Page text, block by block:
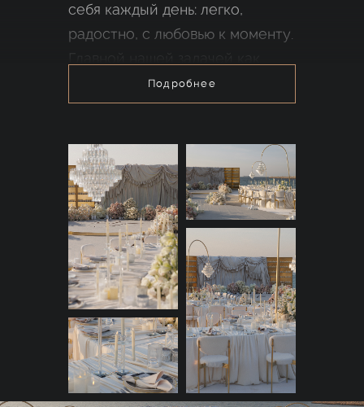
себя каждый день: легко,
радостно, с любовью к моменту.
организаторов, было одно
— чтобы гости с первой
праздника чувствовали эту
легкость и не скучали
ни минуты.
Чтобы сохранить динамику
и не дать вечеру превратиться
в череду формальностей,
мы задействовали три локации
в Nikki Beach. Все началось
с приветственного коктейля
Подробнее